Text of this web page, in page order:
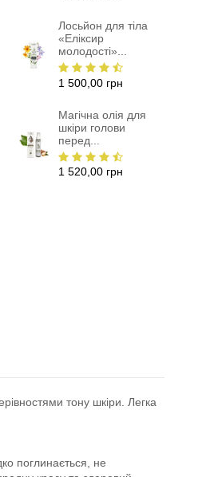
Лосьйон для тіла
«Еліксир
молодості»...
1 500,00 грн
Магічна олія для
шкіри голови
перед...
1 520,00 грн
тону шкіри. Легка
поглинається, не